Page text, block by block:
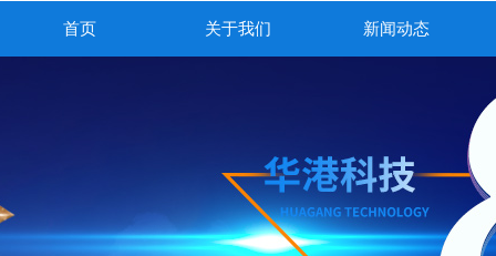
首页 关于我们 新闻动态